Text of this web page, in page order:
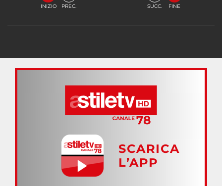
INIZIO PREC. SUCC. FINE
SCARICA
L’APP